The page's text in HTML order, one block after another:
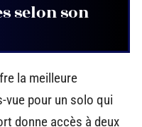
selon son
la meilleure
pour un solo qui
donne accès à deux